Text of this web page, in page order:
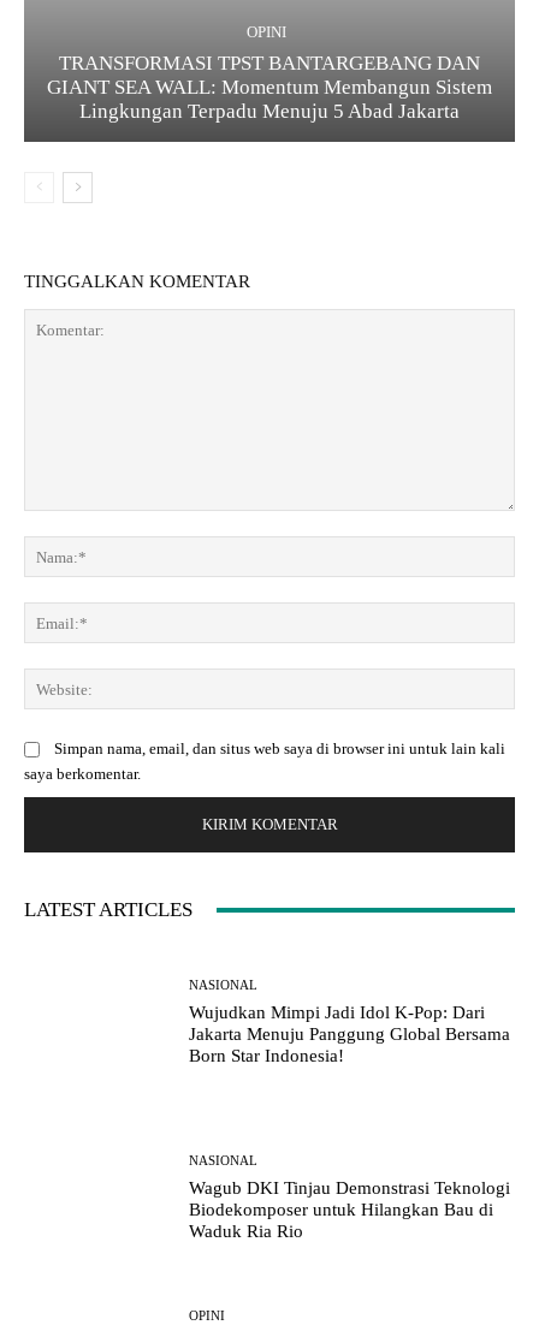
OPINI
TRANSFORMASI TPST BANTARGEBANG DAN
GIANT SEA WALL: Momentum Membangun Sistem
Lingkungan Terpadu Menuju 5 Abad Jakarta
TINGGALKAN KOMENTAR
m
e
t
a
a
m
:
*
m
a
le
:
Simpan nama, email, dan situs web saya di browser ini untuk lain kali
saya berkomentar.
LATEST ARTICLES
NASIONAL
Wujudkan Mimpi Jadi Idol K-Pop: Dari
Jakarta Menuju Panggung Global Bersama
Born Star Indonesia!
NASIONAL
Wagub DKI Tinjau Demonstrasi Teknologi
Biodekomposer untuk Hilangkan Bau di
Waduk Ria Rio
OPINI